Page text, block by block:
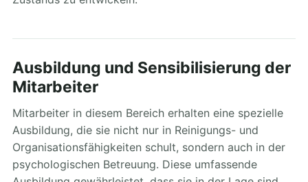
Ausbildung und Sensibilisierung der
Mitarbeiter
Mitarbeiter in diesem Bereich erhalten eine spezielle
Ausbildung, die sie nicht nur in Reinigungs- und
Organisationsfähigkeiten schult, sondern auch in der
psychologischen Betreuung. Diese umfassende